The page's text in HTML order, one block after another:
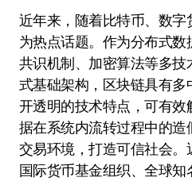
近年来，随着比特币、数字货币的兴起，区块链成
为热点话题。作为分布式数
共识机制、加密算法等多
式基础架构，区块链具有
开透明的技术特点，可有
据在系统内流转过程中的
交易环境，打造可信社会。
国际货币基金组织、全球